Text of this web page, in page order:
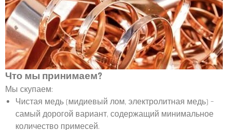
Что мы принимаем?
Мы скупаем:
Чистая медь (мидиевый лом, электролитная медь) –
самый дорогой вариант, содержащий минимальное
количество примесей.